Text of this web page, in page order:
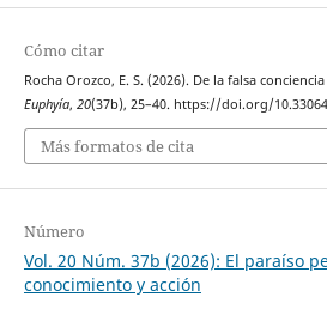
Cómo citar
Rocha Orozco, E. S. (2026). De la falsa
Euphyía, 20(37b), 25–40. https://doi.org/
Más formatos de cita
Número
Vol. 20 Núm. 37b (2026): El paraíso
conocimiento y acción